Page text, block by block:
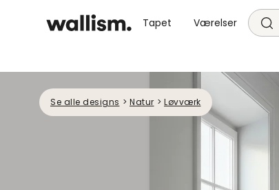
Tapet Værelser
Se alle designs > Natur > Løvværk